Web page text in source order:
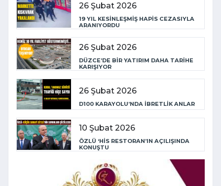
26 Şubat 2026
19 YIL KESİNLEŞMİŞ HAPİS CEZASIYLA
ARANIYORDU
26 Şubat 2026
DÜZCE’DE BİR YATIRIM DAHA TARİHE
KARIŞIYOR
26 Şubat 2026
D100 KARAYOLU’NDA İBRETLİK ANLAR
10 Şubat 2026
ÖZLÜ ‘HİS RESTORAN’IN AÇILIŞINDA
KONUŞTU